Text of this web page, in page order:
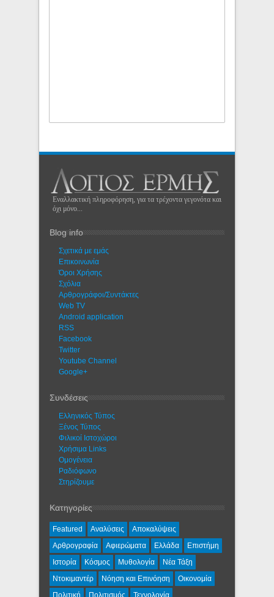
Εναλλακτική πληροφόρηση, για τα τρέχοντα γεγονότα και
όχι μόνο...
Blog info
Σχετικά με εμάς
Eπικοινωνία
Όροι Χρήσης
Σχόλια
Αρθρογράφοι/Συντάκτες
Web TV
Android application
RSS
Facebook
Twitter
Youtube Channel
Google+
Συνδέσεις
Ελληνικός Τύπος
Ξένος Τύπος
Φιλικοί Ιστοχώροι
Χρήσιμα Links
Ομογένεια
Ραδιόφωνο
Στηρίζουμε
Κατηγορίες
Featured Αναλύσεις
Αποκαλύψεις
Αρθρογραφία
Αφιερώματα Ελλάδα
Επιστήμη
Ιστορία
Κόσμος Μυθολογία
Νέα Τάξη
Ντοκιμαντέρ
Νόηση και Επινόηση
Οικονομία